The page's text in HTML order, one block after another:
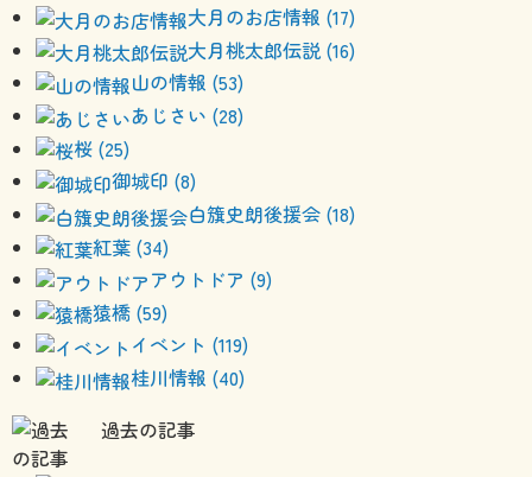
大月のお店情報 (17)
大月桃太郎伝説 (16)
山の情報 (53)
あじさい (28)
桜 (25)
御城印 (8)
白籏史朗後援会 (18)
紅葉 (34)
アウトドア (9)
猿橋 (59)
イベント (119)
桂川情報 (40)
過去の記事